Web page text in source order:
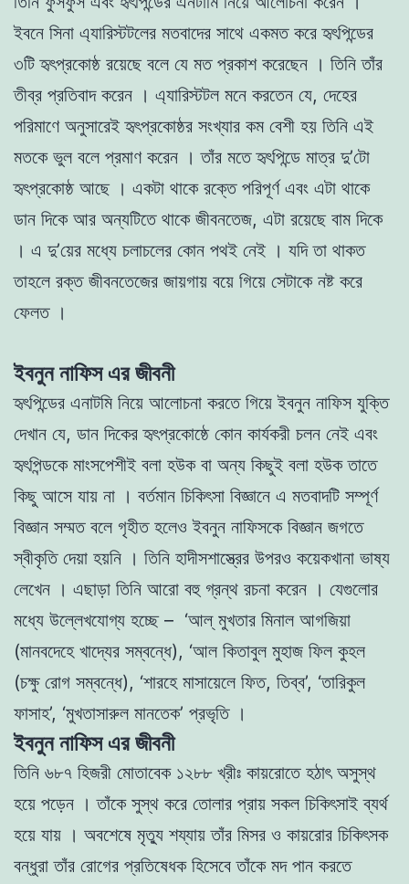
ইবনে সিনা এ্যারিস্টটলের মতবাদের সাথে একমত করে হৃৎপিন্ডের
৩টি হৃৎপ্রকোষ্ঠ রয়েছে বলে যে মত প্রকাশ করেছেন । তিনি তাঁর
তীব্র প্রতিবাদ করেন । এ্যারিস্টটল মনে করতেন যে, দেহের
পরিমাণে অনুসারেই হৃৎপ্রকোষ্ঠর সংখ্যার কম বেশী হয় তিনি এই
মতকে ভুল বলে প্রমাণ করেন । তাঁর মতে হৃৎপিন্ডে মাত্র দু’টো
হৃৎপ্রকোষ্ঠ আছে । একটা থাকে রক্তে পরিপূর্ণ এবং এটা থাকে
ডান দিকে আর অন্যটিতে থাকে জীবনতেজ, এটা রয়েছে বাম দিকে
। এ দু’য়ের মধ্যে চলাচলের কোন পথই নেই । যদি তা থাকত
তাহলে রক্ত জীবনতেজের জায়গায় বয়ে গিয়ে সেটাকে নষ্ট করে
ফেলত ।
ইবনুন নাফিস এর জীবনী
হৃৎপিন্ডের এনাটমি নিয়ে আলোচনা করতে গিয়ে ইবনুন নাফিস যুক্তি
দেখান যে, ডান দিকের হৃৎপ্রকোষ্ঠে কোন কার্যকরী চলন নেই এবং
হৃৎপিন্ডকে মাংসপেশীই বলা হউক বা অন্য কিছুই বলা হউক তাতে
কিছু আসে যায় না । বর্তমান চিকিৎসা বিজ্ঞানে এ মতবাদটি সম্পূর্ণ
বিজ্ঞান সম্মত বলে গৃহীত হলেও ইবনুন নাফিসকে বিজ্ঞান জগতে
স্বীকৃতি দেয়া হয়নি । তিনি হাদীসশাস্ত্রের উপরও কয়েকখানা ভাষ্য
লেখেন । এছাড়া তিনি আরো বহু গ্রন্থ রচনা করেন । যেগুলোর
মধ্যে উল্লেখযোগ্য হচ্ছে – ‘আল্ মুখতার মিনাল আগজিয়া
(মানবদেহে খাদ্যের সম্বন্ধে), ‘আল কিতাবুল মুহাজ ফিল কুহল
(চক্ষু রোগ সম্বন্ধে), ‘শারহে মাসায়েলে ফিত, তিব্ব’, ‘তারিকুল
ফাসাহ’, ‘মুখতাসারুল মানতেক’ প্রভৃতি ।
ইবনুন নাফিস এর জীবনী
তিনি ৬৮৭ হিজরী মোতাবেক ১২৮৮ খ্রীঃ কায়রোতে হঠাৎ অসুস্থ
হয়ে পড়েন । তাঁকে সুস্থ করে তোলার প্রায় সকল চিকিৎসাই ব্যর্থ
হয়ে যায় । অবশেষে মৃত্যু শয্যায় তাঁর মিসর ও কায়রোর চিকিৎসক
বন্ধুরা তাঁর রোগের প্রতিষেধক হিসেবে তাঁকে মদ পান করতে